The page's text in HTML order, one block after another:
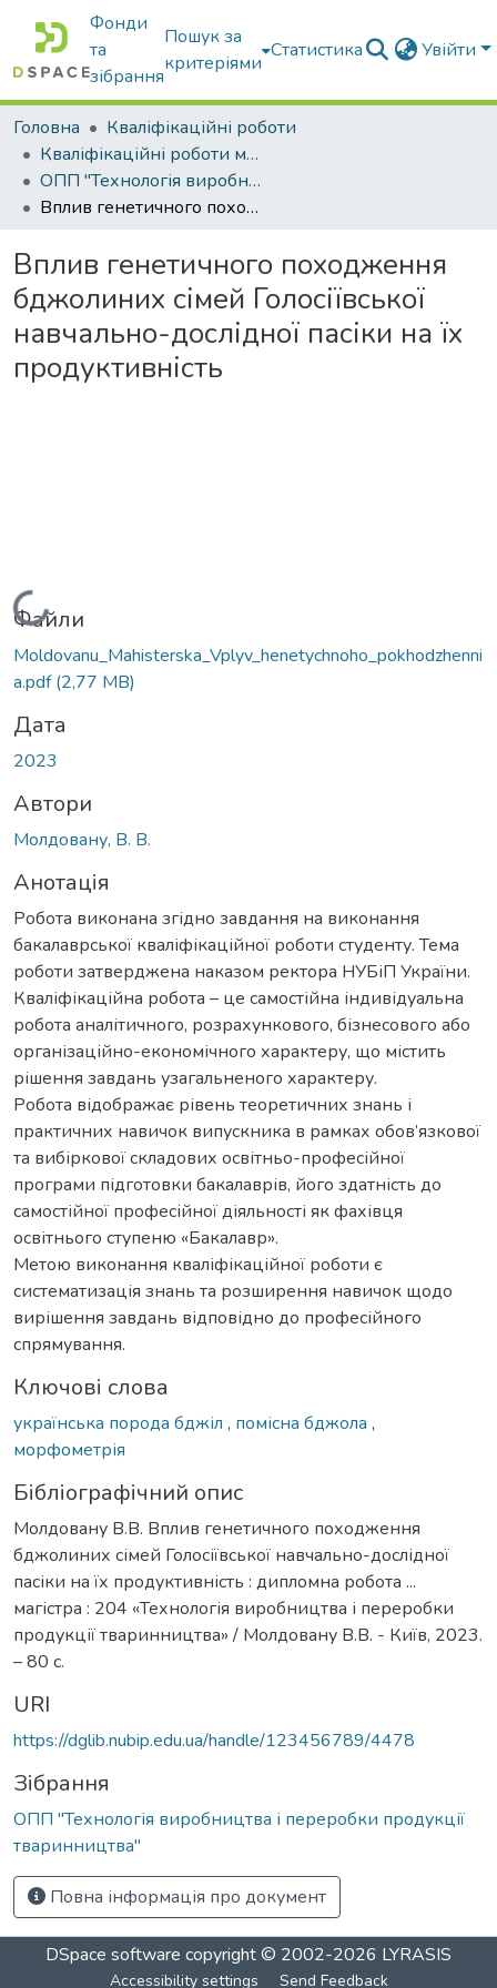
Фонди
та
зібрання
Пошук за
критеріями
Статистика Увійти
Головна
Кваліфікаційні роботи
Кваліфікаційні роботи магістрів
ОПП "Технологія виробництва і переробки продукції тваринництва"
Вплив генетичного походження бджолиних сімей Голосіївської навчально-дослідної пасіки на їх продуктивність
Вплив генетичного походження
бджолиних сімей Голосіївської
навчально-дослідної пасіки на їх
продуктивність
Вантажиться...
Файли
Moldovanu_Mahisterska_Vplyv_henetychnoho_pokhodzhenni
a.pdf(2,77 MB)
Дата
2023
Автори
Молдовану, В. В.
Анотація
Робота виконана згідно завдання на виконання
бакалаврської кваліфікаційної роботи студенту. Тема
роботи затверджена наказом ректора НУБіП України.
Кваліфікаційна робота – це самостійна індивідуальна
робота аналітичного, розрахункового, бізнесового або
організаційно-економічного характеру, що містить
рішення завдань узагальненого характеру.
Робота відображає рівень теоретичних знань і
практичних навичок випускника в рамках обов’язкової
та вибіркової складових освітньо-професійної
програми підготовки бакалаврів, його здатність до
самостійної професійної діяльності як фахівця
освітнього ступеню «Бакалавр».
Метою виконання кваліфікаційної роботи є
систематизація знань та розширення навичок щодо
вирішення завдань відповідно до професійного
спрямування.
Ключові слова
українська порода бджіл , помісна бджола ,
морфометрія
Бібліографічний опис
Молдовану В.В. Вплив генетичного походження
бджолиних сімей Голосіївської навчально-дослідної
пасіки на їх продуктивність : дипломна робота ...
магістра : 204 «Технологія виробництва і переробки
продукції тваринництва» / Молдовану В.В. - Київ, 2023.
– 80 с.
URI
https://dglib.nubip.edu.ua/handle/123456789/4478
Зібрання
ОПП "Технологія виробництва і переробки продукції
тваринництва"
Повна інформація про документ
DSpace software copyright © 2002-2026 LYRASIS
Accessibility settings Send Feedback